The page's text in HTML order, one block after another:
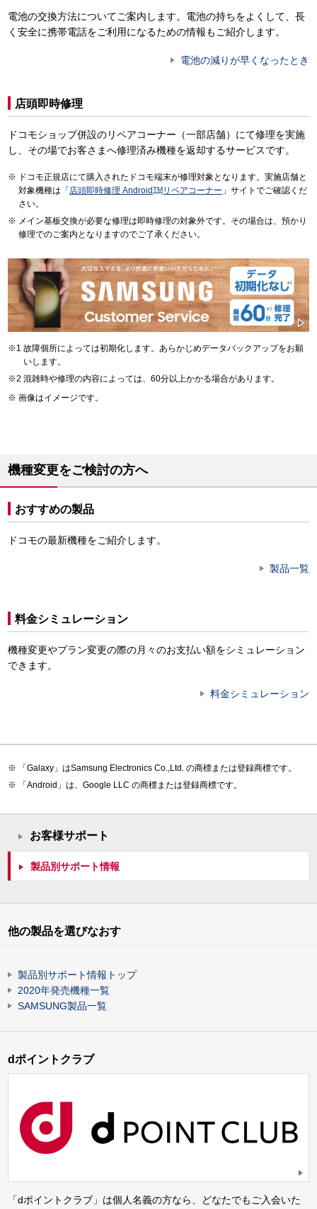
電池の交換方法についてご案内します。電池の持ちをよくして、長
く安全に携帯電話をご利用になるための情報もご紹介します。
電池の減りが早くなったとき
店頭即時修理
ドコモショップ併設のリペアコーナー（一部店舗）にて修理を実施
し、その場でお客さまへ修理済み機種を返却するサービスです。
ドコモ正規店にて購入されたドコモ端末が修理対象となります。実施店舗と
対象機種は「 店頭即時修理 AndroidTM リペアコーナー 」サイトでご確認くだ
さい。
メイン基板交換が必要な修理は即時修理の対象外です。その場合は、預かり
修理でのご案内となりますのでご了承ください。
故障個所によっては初期化します。あらかじめデータバックアップをお願
いします。
混雑時や修理の内容によっては、60分以上かかる場合があります。
画像はイメージです。
機種変更をご検討の方へ
おすすめの製品
ドコモの最新機種をご紹介します。
製品一覧
料金シミュレーション
機種変更やプラン変更の際の月々のお支払い額をシミュレーション
できます。
料金シミュレーション
「Galaxy」はSamsung Electronics Co.,Ltd. の商標または登録商標です。
「Android」は、Google LLC の商標または登録商標です。
お客様サポート
製品別サポート情報
他の製品を選びなおす
製品別サポート情報トップ
2020年発売機種一覧
SAMSUNG製品一覧
dポイントクラブ
「dポイントクラブ」は個人名義の方なら、どなたでもご入会いた